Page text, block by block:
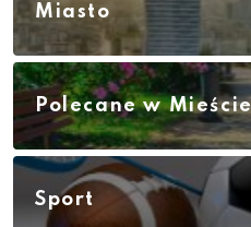
Miasto
Polecane w Mieście
Sport